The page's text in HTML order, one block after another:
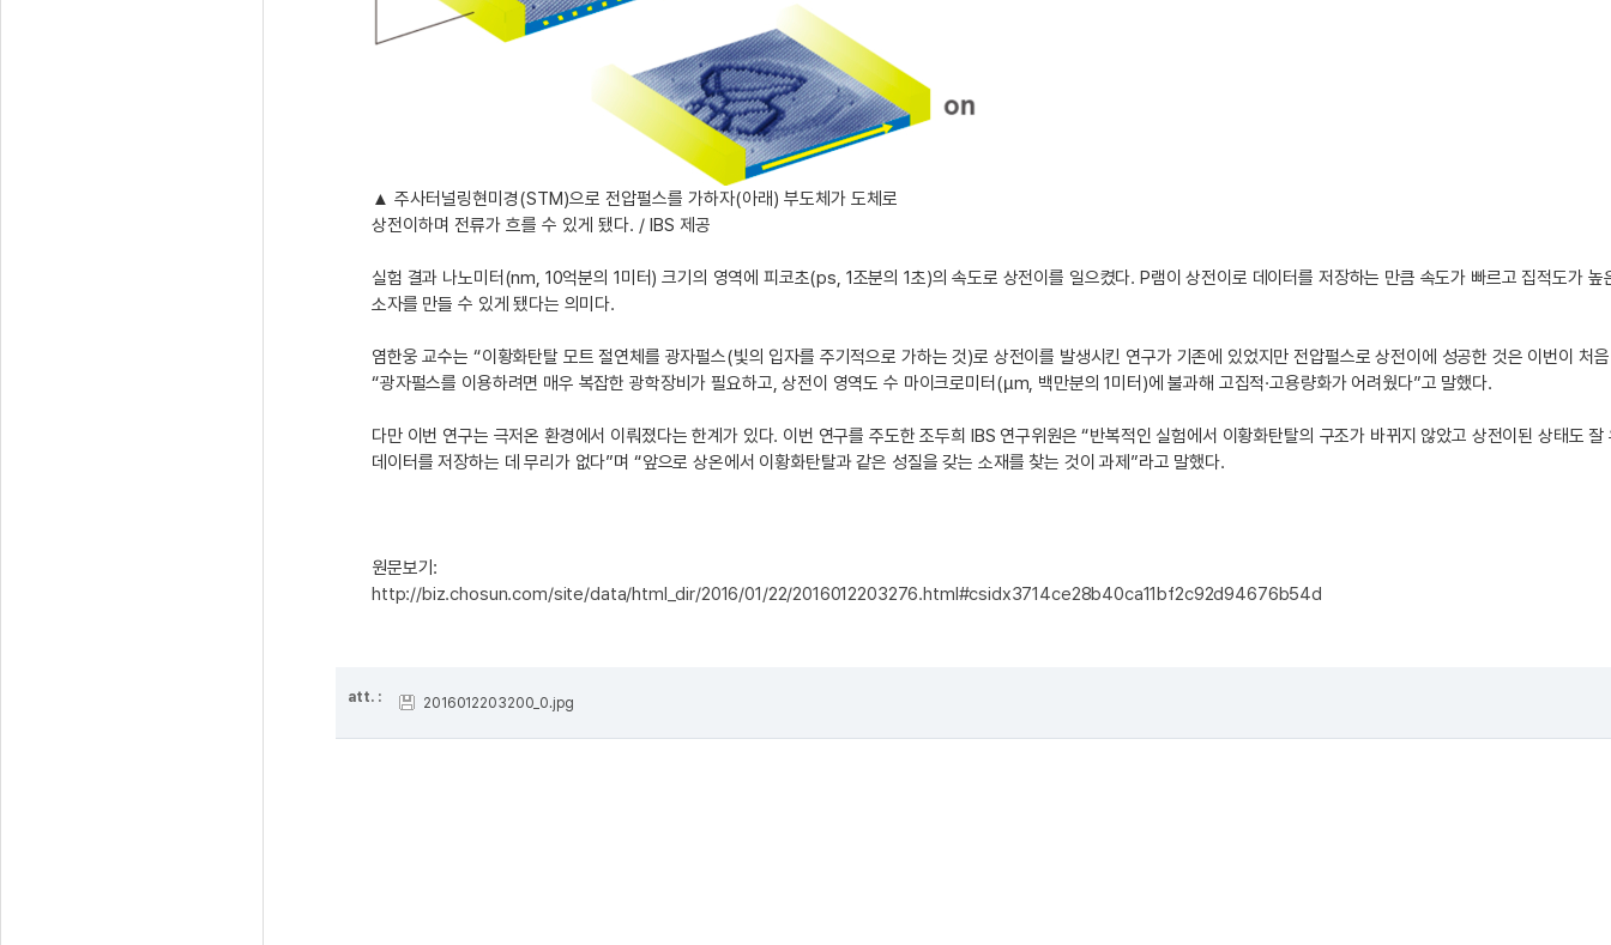
▲ 주사터널링현미경(STM)으로 전압펄스를 가하자(아래) 부도체가 도체로
상전이하며 전류가 흐를 수 있게 됐다. / IBS 제공
실험 결과 나노미터(nm, 10억분의 1미터) 크기의 영역에 피코초(ps, 1조분의 1초)의 속도로 상전이를 일으켰다. P램이 상전이로 데이터를 저장하는 만큼 속도가 빠르고 집적도가 높
소자를 만들 수 있게 됐다는 의미다.
염한웅 교수는 “이황화탄탈 모트 절연체를 광자펄스(빛의 입자를 주기적으로 가하는 것)로 상전이를 발생시킨 연구가 기존에 있었지만 전압펄스로 상전이에 성공한 것은 이번이 처
“광자펄스를 이용하려면 매우 복잡한 광학장비가 필요하고, 상전이 영역도 수 마이크로미터(µm, 백만분의 1미터)에 불과해 고집적·고용량화가 어려웠다”고 말했다.
다만 이번 연구는 극저온 환경에서 이뤄졌다는 한계가 있다. 이번 연구를 주도한 조두희 IBS 연구위원은 “반복적인 실험에서 이황화탄탈의 구조가 바뀌지 않았고 상전이된 상태도 잘
데이터를 저장하는 데 무리가 없다”며 “앞으로 상온에서 이황화탄탈과 같은 성질을 갖는 소재를 찾는 것이 과제”라고 말했다.
원문보기:
http://biz.chosun.com/site/data/html_dir/2016/01/22/2016012203276.html#csidx3714ce28b40ca11bf2c92d94676b54d
att. : 2016012203200_0.jpg